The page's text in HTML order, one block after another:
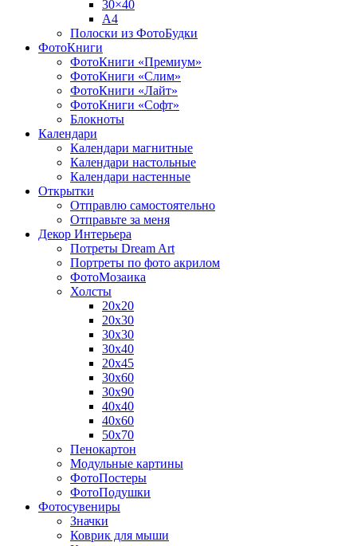
30×40
A4
Полоски из ФотоБудки
ФотоКниги
ФотоКниги «Премиум»
ФотоКниги «Слим»
ФотоКниги «Лайт»
ФотоКниги «Софт»
Блокноты
Календари
Календари магнитные
Календари настольные
Календари настенные
Открытки
Отправлю самостоятельно
Отправьте за меня
Декор Интерьера
Потреты Dream Art
Портреты по фото акрилом
ФотоМозаика
Холсты
20х20
20х30
30х30
30х40
20х45
30х60
30х90
40х40
40х60
50х70
Пенокартон
Модульные картины
ФотоПостеры
ФотоПодушки
Фотоcувениры
Значки
Коврик для мыши